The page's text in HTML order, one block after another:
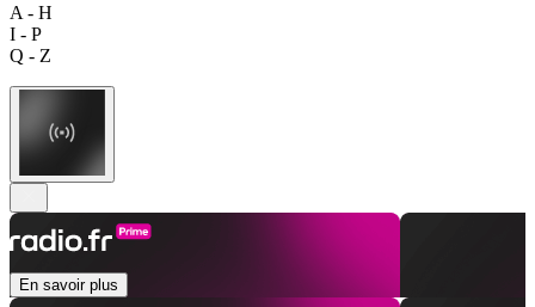
A - H
I - P
Q - Z
En savoir plus